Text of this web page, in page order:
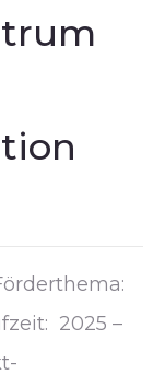
2025 –